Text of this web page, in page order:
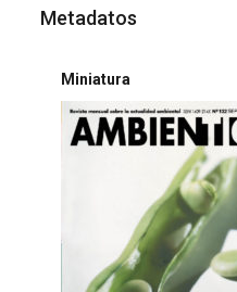
Metadatos
Miniatura